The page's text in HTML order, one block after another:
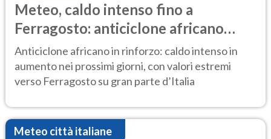
Meteo, caldo intenso fino a
Ferragosto: anticiclone africano
ancora protagonista
Anticiclone africano in rinforzo: caldo intenso in
aumento nei prossimi giorni, con valori estremi
verso Ferragosto su gran parte d’Italia
Meteo città italiane